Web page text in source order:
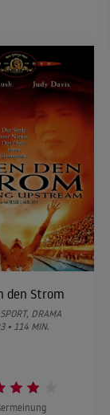
den Strom
DRAMA
• 114 MIN.